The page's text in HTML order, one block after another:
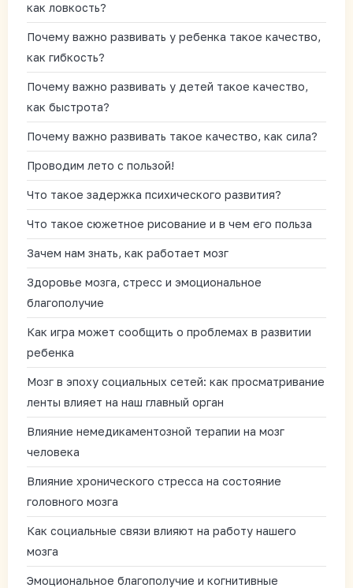
как ловкость?
Почему важно развивать у ребенка такое качество,
как гибкость?
Почему важно развивать у детей такое качество,
как быстрота?
Почему важно развивать такое качество, как сила?
Проводим лето с пользой!
Что такое задержка психического развития?
Что такое сюжетное рисование и в чем его польза
Зачем нам знать, как работает мозг
Здоровье мозга, стресс и эмоциональное
благополучие
Как игра может сообщить о проблемах в развитии
ребенка
Мозг в эпоху социальных сетей: как просматривание
ленты влияет на наш главный орган
Влияние немедикаментозной терапии на мозг
человека
Влияние хронического стресса на состояние
головного мозга
Как социальные связи влияют на работу нашего
мозга
Эмоциональное благополучие и когнитивные